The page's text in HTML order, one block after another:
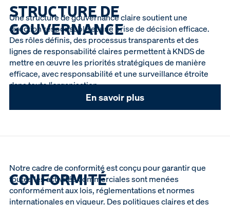
STRUCTURE DE
GOUVERNANCE
Une structure de gouvernance claire soutient une
direction responsable et une prise de décision efficace.
Des rôles définis, des processus transparents et des
lignes de responsabilité claires permettent à KNDS de
mettre en œuvre les priorités stratégiques de manière
efficace, avec responsabilité et une surveillance étroite
dans toute l'organisation.
En savoir plus
CONFORMITÉ
Notre cadre de conformité est conçu pour garantir que
toutes les activités commerciales sont menées
conformément aux lois, réglementations et normes
internationales en vigueur. Des politiques claires et des